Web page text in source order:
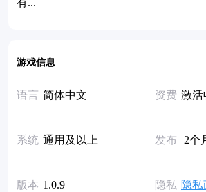
有...
游戏信息
语言 简体中文 资费 激活
系统 通用及以上 发布 2个
版本 1.0.9 隐私 隐